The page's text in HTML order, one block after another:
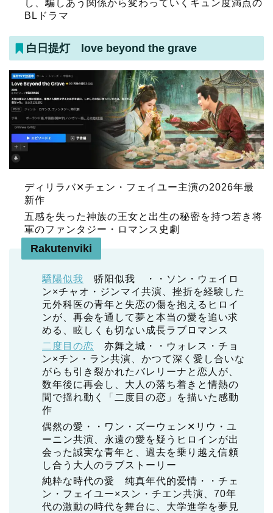
し、騙しあう関係から変わっていくキュン度満点の
BLドラマ
白日提灯 love beyond the grave
ディリラバ✕チェン・フェイユー主演の2026年最
新作
五感を失った神族の王女と出生の秘密を持つ若き将
軍のファンタジー・ロマンス史劇
Rakutenviki
驕陽似我 骄阳似我 ・・ソン・ウェイロ
ン×チャオ・ジンマイ共演、挫折を経験した
元外科医の青年と失恋の傷を抱えるヒロイ
ンが、再会を通して夢と本当の愛を追い求
める、眩しくも切ない成長ラブロマンス
二度目の恋 亦舞之城・・ウォレス・チョ
ン×チン・ラン共演、かつて深く愛し合いな
がらも引き裂かれたバレリーナと恋人が、
数年後に再会し、大人の落ち着きと情熱の
間で揺れ動く「二度目の恋」を描いた感動
作
偶然の愛・・ワン・ズーウェン✕リウ・ユ
ーニン共演、永遠の愛を疑うヒロインが出
会った誠実な青年と、過去を乗り越え信頼
し合う大人のラブストーリー
純粋な時代の愛 纯真年代的爱情・・チェ
ン・フェイユー×スン・チエン共演、70年
代の激動の時代を舞台に、大学進学を夢見